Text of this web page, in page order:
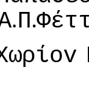
.Π.